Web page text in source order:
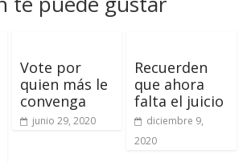
Vote por
quien más le
convenga
junio 29, 2020
Recuerden
que ahora
falta el juicio
diciembre 9,
2020